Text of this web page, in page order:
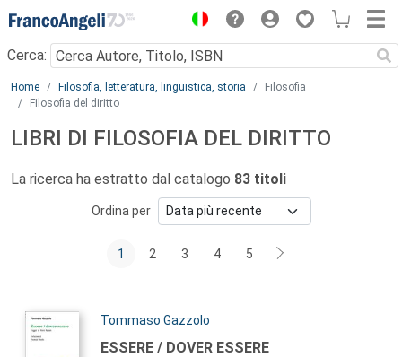
Menu
Cerca:
Main content
Home Filosofia, letteratura, linguistica, storia
Filosofia
Filosofia del diritto
LIBRI DI FILOSOFIA DEL DIRITTO
La ricerca ha estratto dal catalogo 83 titoli
Ordina per
1 2 3 4 5
Autori:
Tommaso Gazzolo
Titolo:
ESSERE / DOVER ESSERE